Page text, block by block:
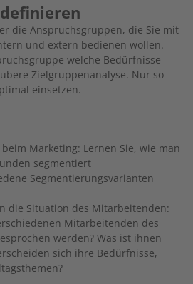
die Anspruchsgruppen, die Sie mit
und extern bedienen wollen.
welche Bedürfnisse
Zielgruppenanalyse. Nur so
einsetzen.
Marketing: Lernen Sie, wie man
segmentiert
Segmentierungsvarianten
die Situation des Mitarbeitenden:
Mitarbeitenden des
werden? Was ist ihnen
sich ihre Bedürfnisse,